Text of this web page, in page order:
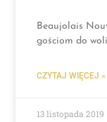
Beaujolais
gościom do
CZYTAJ WIĘCEJ »
13 listopada 2019